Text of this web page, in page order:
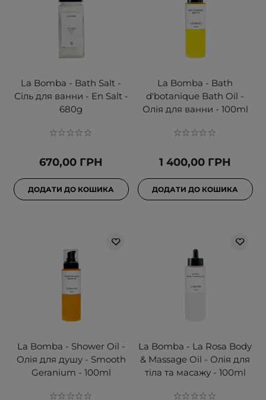
La Bomba - Bath Salt -
Сіль для ванни - En Salt -
680g
670,00 ГРН
ДОДАТИ ДО КОШИКА
La Bomba - Bath
d'botanique Bath Oil -
Олія для ванни - 100ml
1 400,00 ГРН
ДОДАТИ ДО КОШИКА
La Bomba - Shower Oil -
Олія для душу - Smooth
Geranium - 100ml
La Bomba - La Rosa Body
& Massage Oil - Олія для
тіла та масажу - 100ml